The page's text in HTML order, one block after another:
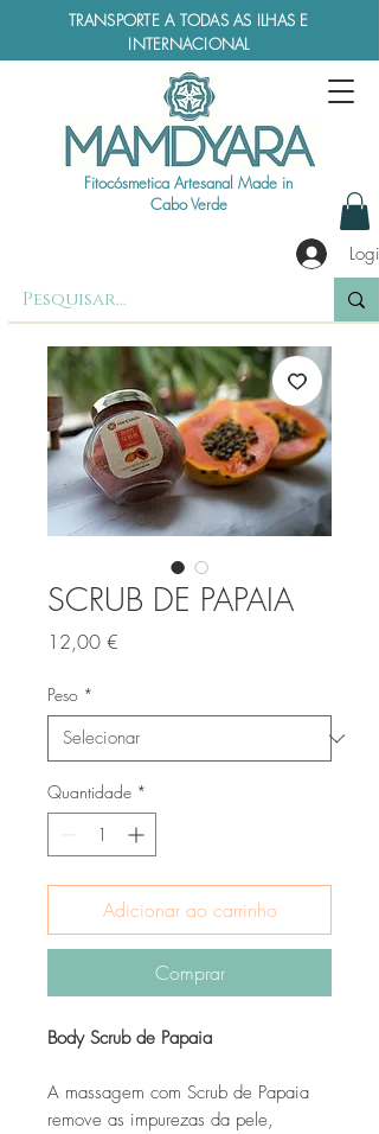
TRANSPORTE A TODAS AS ILHAS E
INTERNACIONAL
Fitocósmetica Artesanal Made in
Cabo Verde
Login
SCRUB DE PAPAIA
12,00 €
Peso *
Quantidade *
Adicionar ao carrinho
Comprar
Body Scrub de Papaia
A massagem com Scrub de Papaia
remove as impurezas da pele,